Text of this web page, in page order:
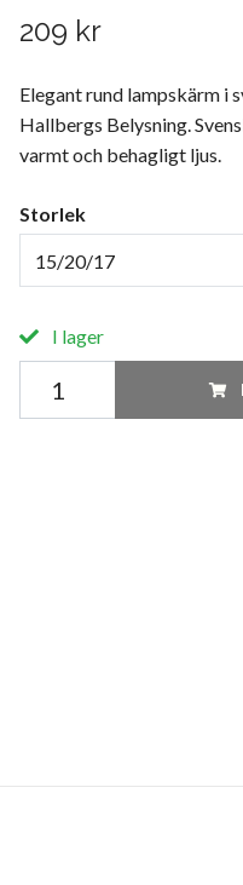
209 kr
Elegant rund lampskärm
Hallbergs Belysning.
varmt och behagligt ljus.
Storlek
15/20/17
I lager